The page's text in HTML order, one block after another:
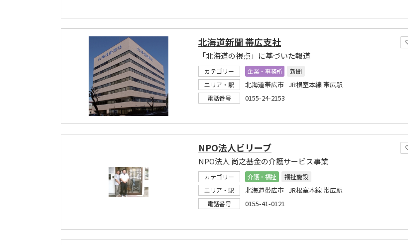
北海道新聞 帯広支社
「北海道の視点」に基づいた報道
カテゴリー 企業・事務所
新聞
エリア・駅
北海道帯広市 JR根室本線 帯広駅
電話番号 0155-24-2153
NPO法人ビリーブ
NPO法人 尚之基金の介護サービス事業
カテゴリー 介護・福祉
福祉施設
エリア・駅
北海道帯広市 JR根室本線 帯広駅
電話番号 0155-41-0121